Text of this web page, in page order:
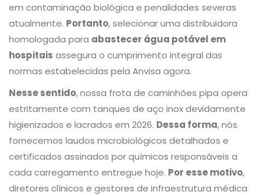
em contaminação biológica e penalidades severas
atualmente. Portanto, selecionar uma distribuidora
homologada para abastecer água potável em
hospitais assegura o cumprimento integral das
normas estabelecidas pela Anvisa agora.
Nesse sentido, nossa frota de caminhões pipa opera
estritamente com tanques de aço inox devidamente
higienizados e lacrados em 2026. Dessa forma, nós
fornecemos laudos microbiológicos detalhados e
certificados assinados por químicos responsáveis a
cada carregamento entregue hoje. Por esse motivo,
diretores clínicos e gestores de infraestrutura médica